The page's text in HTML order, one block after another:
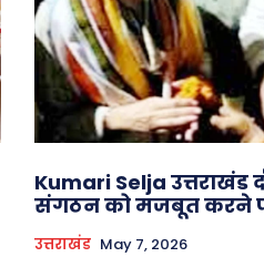
Kumari Selja उत्तराखंड
संगठन को मजबूत करने
उत्तराखंड May 7, 2026